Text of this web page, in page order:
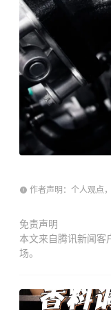
作者声明：个人观点
免责声明
本文来自腾讯新闻客
场。